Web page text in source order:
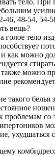
тело.
46, 48-54, 54-
вещь?
голое тело
и как можно
можно
такого белья
проблемам со
ухудшаться